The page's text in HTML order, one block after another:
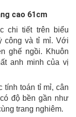
cao 61cm
chi tiết trên biểu
công và tỉ mỉ. Với
ghế ngồi. Khuôn
anh minh của vị
toán tỉ mỉ, cân
độ bền gần như
trang nghiêm.